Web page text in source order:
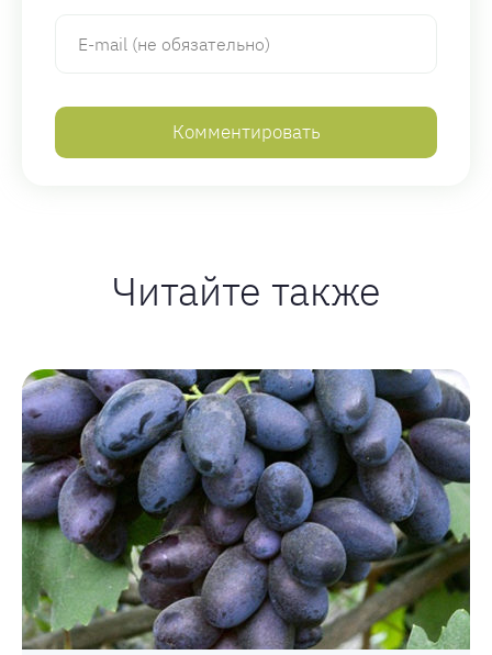
Читайте также